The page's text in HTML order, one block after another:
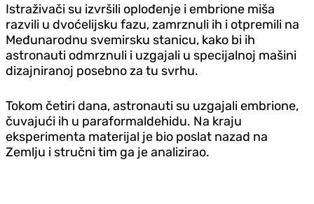
Istraživači su izvršili oplođenje i embrione miša
razvili u dvoćelijsku fazu, zamrznuli ih i otpremili na
Međunarodnu svemirsku stanicu, kako bi ih
astronauti odmrznuli i uzgajali u specijalnoj mašini
dizajniranoj posebno za tu svrhu.
Tokom četiri dana, astronauti su uzgajali embrione,
čuvajući ih u paraformaldehidu. Na kraju
eksperimenta materijal je bio poslat nazad na
Zemlju i stručni tim ga je analizirao.